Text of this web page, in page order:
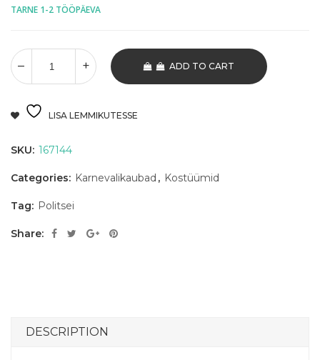
TARNE 1-2 TÖÖPÄEVA
ADD TO CART
LISA LEMMIKUTESSE
SKU: 167144
Categories: Karnevalikaubad , Kostüümid
Tag: Politsei
Share:
DESCRIPTION